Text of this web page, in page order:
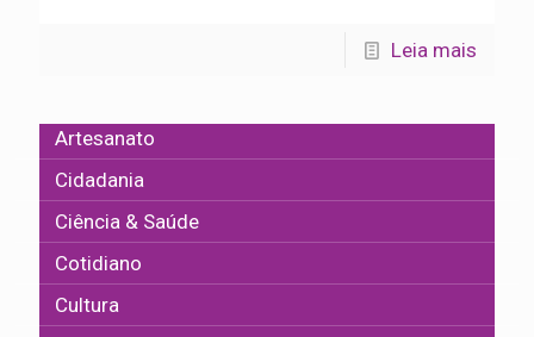
Leia mais
Artesanato
Cidadania
Ciência & Saúde
Cotidiano
Cultura